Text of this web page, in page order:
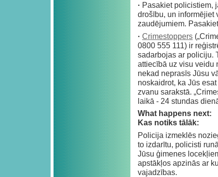
· Pasakiet policistiem,
drošību, un informējiet
zaudējumiem.
· Crimestoppers
0800 555 111) ir
sadarbojas ar policiju.
attiecībā uz visu veidu
nekad neprasīs Jūsu
noskaidrot, ka Jūs
zvanu sarakstā.
laikā - 24 stundas
What happens next:
Kas notiks tālāk:
Policija izmeklēs
to izdarītu, policisti
Jūsu ģimenes
apstākļos apzinās ar
vajadzības.